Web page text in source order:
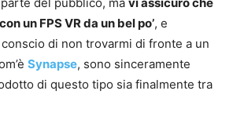
un FPS VR da un bel po’, e
di non trovarmi di fronte a un
Synapse, sono sinceramente
di questo tipo sia finalmente tra